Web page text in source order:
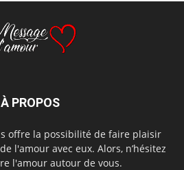
À PROPOS
offre la possibilité de faire plaisir
l'amour avec eux. Alors, n’hésitez
l'amour autour de vous.